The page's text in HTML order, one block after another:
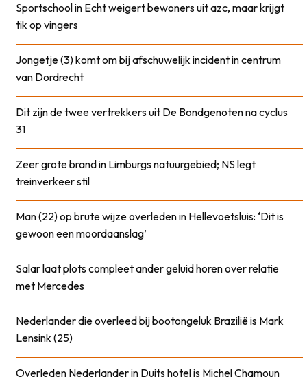
Sportschool in Echt weigert bewoners uit azc, maar krijgt
tik op vingers
Jongetje (3) komt om bij afschuwelijk incident in centrum
van Dordrecht
Dit zijn de twee vertrekkers uit De Bondgenoten na cyclus
31
Zeer grote brand in Limburgs natuurgebied; NS legt
treinverkeer stil
Man (22) op brute wijze overleden in Hellevoetsluis: ‘Dit is
gewoon een moordaanslag’
Salar laat plots compleet ander geluid horen over relatie
met Mercedes
Nederlander die overleed bij bootongeluk Brazilië is Mark
Lensink (25)
Overleden Nederlander in Duits hotel is Michel Chamoun